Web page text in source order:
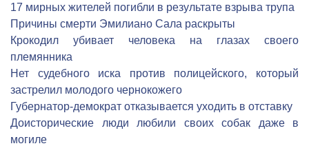
17 мирных жителей погибли в результате взрыва трупа
Причины смерти Эмилиано Сала раскрыты
Крокодил убивает человека на глазах своего
племянника
Нет судебного иска против полицейского, который
застрелил молодого чернокожего
Губернатор-демократ отказывается уходить в отставку
Доисторические люди любили своих собак даже в
могиле